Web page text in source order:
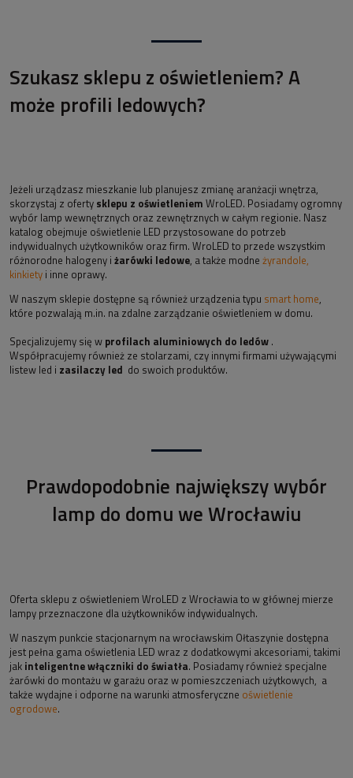
Szukasz sklepu z oświetleniem? A
może profili ledowych?
Jeżeli urządzasz mieszkanie lub planujesz zmianę aranżacji wnętrza,
skorzystaj z oferty sklepu z oświetleniem WroLED. Posiadamy ogromny
wybór lamp wewnętrznych oraz zewnętrznych w całym regionie. Nasz
katalog obejmuje oświetlenie LED przystosowane do potrzeb
indywidualnych użytkowników oraz firm. WroLED to przede wszystkim
różnorodne halogeny i żarówki ledowe, a także modne żyrandole,
kinkiety i inne oprawy.
W naszym sklepie dostępne są również urządzenia typu smart home,
które pozwalają m.in. na zdalne zarządzanie oświetleniem w domu.
Specjalizujemy się w profilach aluminiowych do ledów .
Współpracujemy również ze stolarzami, czy innymi firmami używającymi
listew led i zasilaczy led do swoich produktów.
Prawdopodobnie największy wybór
lamp do domu we Wrocławiu
Oferta sklepu z oświetleniem WroLED z Wrocławia to w głównej mierze
lampy przeznaczone dla użytkowników indywidualnych.
W naszym punkcie stacjonarnym na wrocławskim Ołtaszynie dostępna
jest pełna gama oświetlenia LED wraz z dodatkowymi akcesoriami, takimi
jak inteligentne włączniki do światła. Posiadamy również specjalne
żarówki do montażu w garażu oraz w pomieszczeniach użytkowych, a
także wydajne i odporne na warunki atmosferyczne oświetlenie
ogrodowe.